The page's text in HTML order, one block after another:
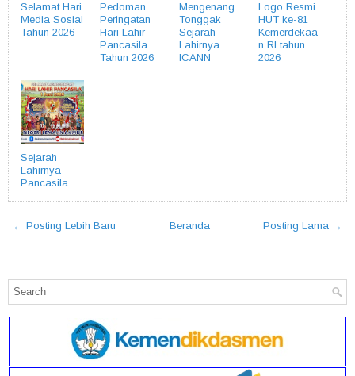
Selamat Hari
Media Sosial
Tahun 2026
Pedoman
Peringatan
Hari Lahir
Pancasila
Tahun 2026
Mengenang
Tonggak
Sejarah
Lahirnya
ICANN
Logo Resmi
HUT ke-81
Kemerdekaa
n RI tahun
2026
Sejarah
Lahirnya
Pancasila
← Posting Lebih Baru Posting Lama →
Beranda